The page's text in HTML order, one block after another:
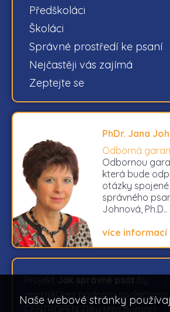
Předškoláci
Školáci
Správné prostředí ke psaní
Nejčastěji vás zajímá
Zeptejte se
PhDr. Jana
Odborná
Odbornou
která bude
otázky
správného
Johnová, Ph.D..
více informací
nevznikl bez podpory společnosti
CENTROPEN. Díky této pomoci
Naše webové stránky